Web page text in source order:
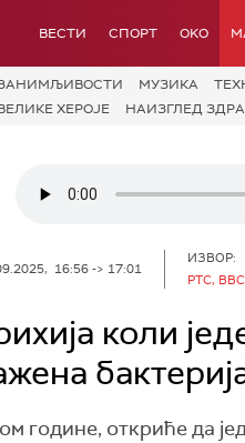
ВЕСТИ СПОРТ OKO
МУЗИКА
ХЕРОЈЕ
НАИЗГЛЕД
16:56 -> 17:01
ИЗВОР:
РТС, BBC
коли
године, откриће да